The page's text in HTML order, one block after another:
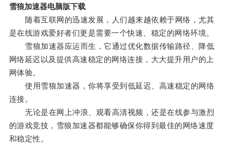
雪狼加速器电脑版下载
随着互联网的迅速发展，人们越来越依赖于网络，尤其
是在线游戏爱好者们更是需要一个快速、稳定的网络环境。
雪狼加速器应运而生，它通过优化数据传输路径、降低
网络延迟以及提供高速稳定的网络连接，大大提升用户的上
网体验。
使用雪狼加速器，你将享受到低延迟、高速稳定的网络
连接。
无论是在网上冲浪、观看高清视频，还是在线参与激烈
的游戏竞技，雪狼加速器都能够确保你得到最佳的网络速度
和稳定性。